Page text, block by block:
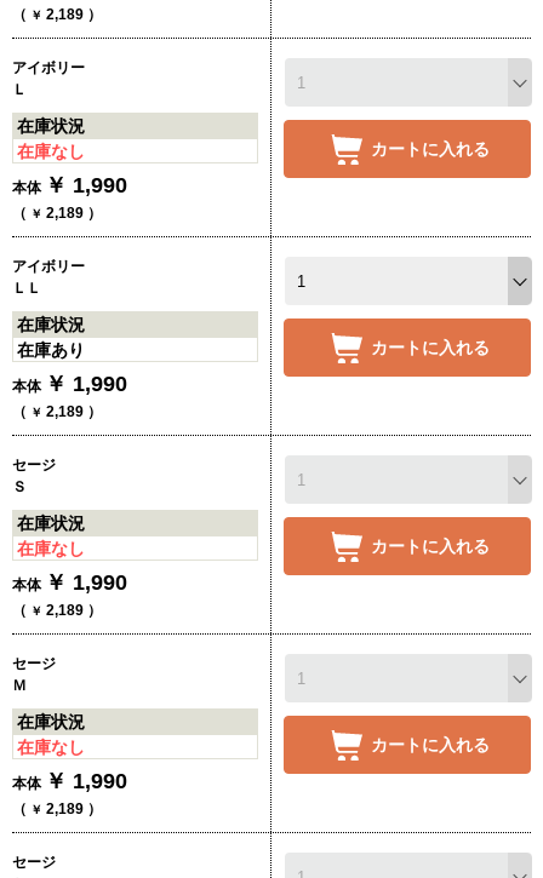
（ ￥ 2,189 ）
アイボリー
Ｌ
在庫状況
在庫なし
本体 ￥ 1,990
（ ￥ 2,189 ）
カートに入れる
アイボリー
ＬＬ
在庫状況
在庫あり
本体 ￥ 1,990
（ ￥ 2,189 ）
カートに入れる
セージ
Ｓ
在庫状況
在庫なし
本体 ￥ 1,990
（ ￥ 2,189 ）
カートに入れる
セージ
Ｍ
在庫状況
在庫なし
本体 ￥ 1,990
（ ￥ 2,189 ）
カートに入れる
セージ